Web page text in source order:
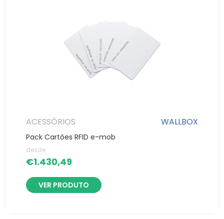
ACESSÓRIOS WALLBOX
Pack Cartões RFID e-mob
desde
€1.430,49
VER PRODUTO